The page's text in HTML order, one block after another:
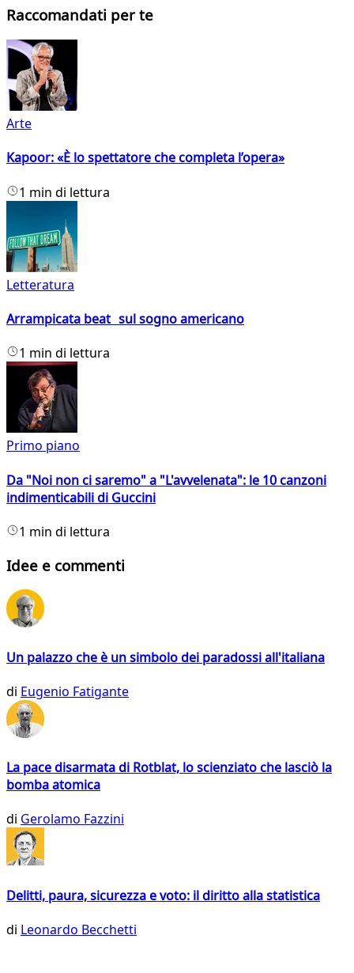
Raccomandati per te
Arte
Kapoor: «È lo spettatore che completa l’opera»
1 min di lettura
Letteratura
Arrampicata beat sul sogno americano
1 min di lettura
Primo piano
Da "Noi non ci saremo" a "L'avvelenata": le 10 canzoni
indimenticabili di Guccini
1 min di lettura
Idee e commenti
Un palazzo che è un simbolo dei paradossi all'italiana
di Eugenio Fatigante
La pace disarmata di Rotblat, lo scienziato che lasciò la
bomba atomica
di Gerolamo Fazzini
Delitti, paura, sicurezza e voto: il diritto alla statistica
di Leonardo Becchetti